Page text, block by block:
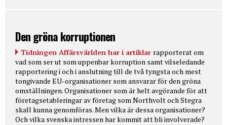
Den gröna korruptionen
Tidningen Affärsvärlden har i artiklar rapporterat om
vad som ser ut som uppenbar korruption samt vilseledande
rapportering i och i anslutning till de två tyngsta och mest
tongivande EU-organisationer som ansvarar för den gröna
omställningen. Organisationer som är helt avgörande för att
företagsetableringar av företag som Northvolt och Stegra
skall kunna genomföras. Men vilka är dessa organisationer?
Och vilka svenska intressen har kommit att bli involverade?